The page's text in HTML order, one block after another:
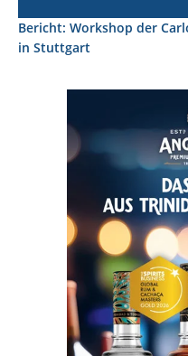
Bericht: Workshop der
in Stuttgart